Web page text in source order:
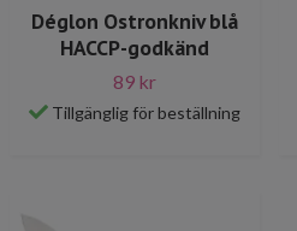
Déglon Ostronkniv blå
HACCP-godkänd
89 kr
Tillgänglig för beställning